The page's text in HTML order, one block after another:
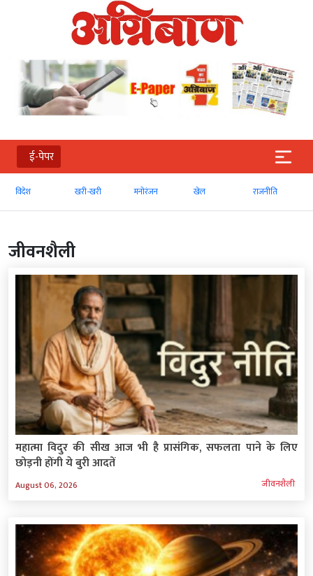
ई-पेपर
खरी-खरी मनोरंजन खेल राजनीति व्‍यापार
जीवनशैली
महात्मा विदुर की सीख आज भी है प्रासंगिक, सफलता पाने के लिए
छोड़नी होंगी ये बुरी आदतें
August 06, 2026 जीवनशैली